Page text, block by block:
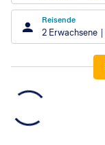
Reisende
2 Erwachsene